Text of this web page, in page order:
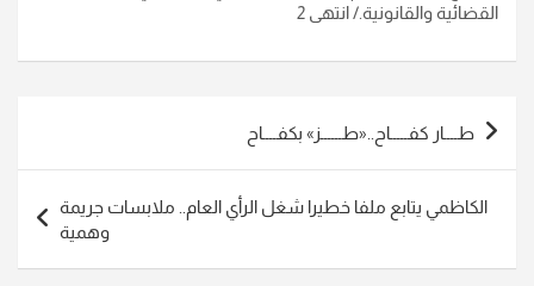
القضائية والقانونية./ انتهى 2
تصفّح
المقالات
طــــار كفـــــاح..«طــــــز» بكفــــاح
الكاظمي يتابع ملفا خطيرا شغل الرأي العام.. ملابسات جريمة
وهمية